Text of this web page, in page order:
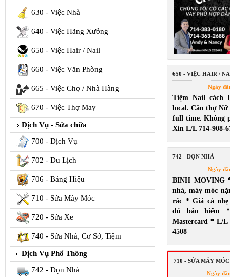
630 - Việc Nhà
640 - Việc Hãng Xưởng
650 - Việc Hair / Nail
660 - Việc Văn Phòng
665 - Việc Chợ / Nhà Hàng
670 - Việc Thợ May
Dịch Vụ - Sửa chữa
700 - Dịch Vụ
702 - Du Lịch
706 - Bảng Hiệu
710 - Sửa Máy Móc
720 - Sửa Xe
740 - Sửa Nhà, Cơ Sở, Tiệm
Dịch Vụ Phổ Thông
742 - Dọn Nhà
650 - VIỆC HAIR /
Ngày
Tiệm Nail cách
local. Cần thợ Nữ
full time. Không
Xin L/L 714-908-
742 - DỌN NHÀ
Ngày
BINH MOVING
nhà, máy móc
rác * Giá cả
đủ bảo hiểm *
Mastercard * L/L
4508
710 - SỬA MÁY MÓC
Ngày